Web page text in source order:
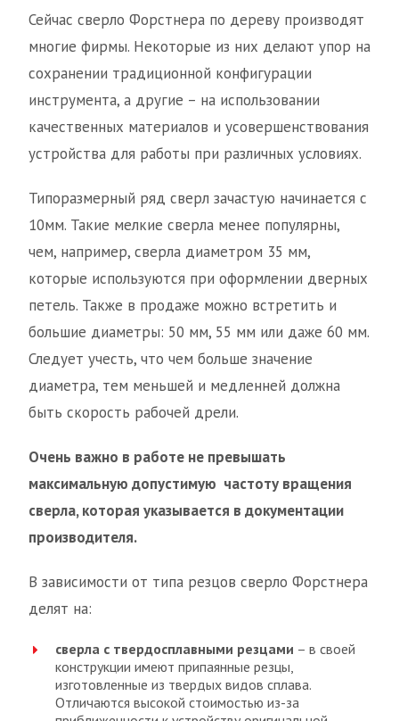
Сейчас сверло Форстнера по дереву производят
многие фирмы. Некоторые из них делают упор на
сохранении традиционной конфигурации
инструмента, а другие – на использовании
качественных материалов и усовершенствования
устройства для работы при различных условиях.
Типоразмерный ряд сверл зачастую начинается с
10мм. Такие мелкие сверла менее популярны,
чем, например, сверла диаметром 35 мм,
которые используются при оформлении дверных
петель. Также в продаже можно встретить и
большие диаметры: 50 мм, 55 мм или даже 60 мм.
Следует учесть, что чем больше значение
диаметра, тем меньшей и медленней должна
быть скорость рабочей дрели.
Очень важно в работе не превышать
максимальную допустимую частоту вращения
сверла, которая указывается в документации
производителя.
В зависимости от типа резцов сверло Форстнера
делят на:
сверла с твердосплавными резцами – в своей
конструкции имеют припаянные резцы,
изготовленные из твердых видов сплава.
Отличаются высокой стоимостью из-за